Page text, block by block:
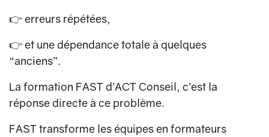
👉 erreurs répétées,
👉 et une dépendance totale à quelques
“anciens”.
La formation FASTd’ACT Conseil, c’est la
réponse directe à ce problème.
FAST transforme les équipes enformateurs